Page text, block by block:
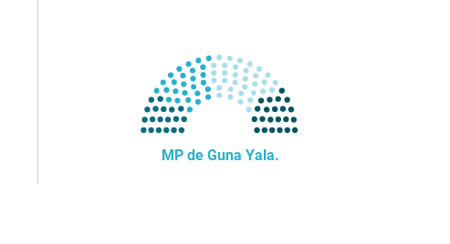
MP de Guna Yala.